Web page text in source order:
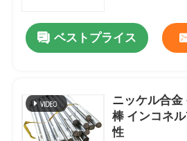
ベストプライス
ニッケル合
棒 インコネ
性